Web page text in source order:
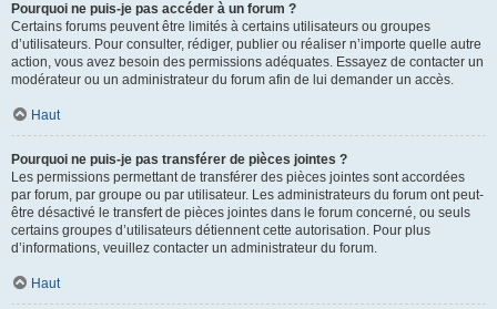
Pourquoi ne puis-je pas accéder à un forum ?
Certains forums peuvent être limités à certains utilisateurs ou groupes
d’utilisateurs. Pour consulter, rédiger, publier ou réaliser n’importe quelle autre
action, vous avez besoin des permissions adéquates. Essayez de contacter un
modérateur ou un administrateur du forum afin de lui demander un accès.
Haut
Pourquoi ne puis-je pas transférer de pièces jointes ?
Les permissions permettant de transférer des pièces jointes sont accordées
par forum, par groupe ou par utilisateur. Les administrateurs du forum ont peut-
être désactivé le transfert de pièces jointes dans le forum concerné, ou seuls
certains groupes d’utilisateurs détiennent cette autorisation. Pour plus
d’informations, veuillez contacter un administrateur du forum.
Haut